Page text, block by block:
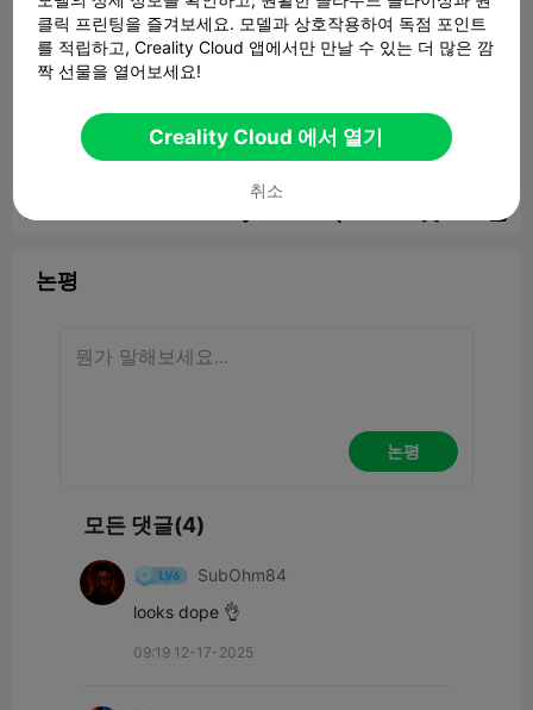
95.37MB 관련 3D 모델
논평
논평
모든 댓글(4)
SubOhm84
looks dope 👌
09:19 12-17-2025
클릭 프린팅을 즐겨보세요. 모델과 상호작용하여 독점 포인트
를 적립하고, Creality Cloud 앱에서만 만날 수 있는 더 많은 깜
짝 선물을 열어보세요!
Creality Cloud 에서 열기
취소